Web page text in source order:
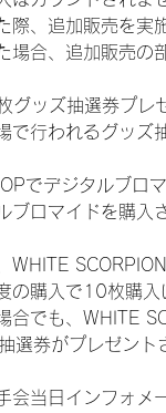
、追加販売を実
場合、追加販売の
ッズ抽選券プレ
で行われるグッズ
でデジタルブロ
ブロマイドを購入
WHITE
の購入で10枚購
合でも、WHITE
選券がプレゼント
会当日インフォメ